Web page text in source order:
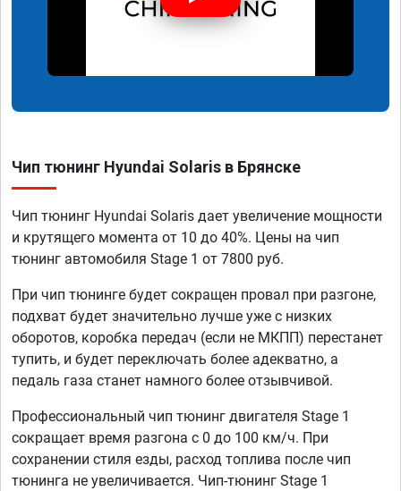
Чип тюнинг Hyundai Solaris в Брянске
Чип тюнинг Hyundai Solaris дает увеличение мощности
и крутящего момента от 10 до 40%. Цены на чип
тюнинг автомобиля Stage 1 от 7800 руб.
При чип тюнинге будет сокращен провал при разгоне,
подхват будет значительно лучше уже с низких
оборотов, коробка передач (если не МКПП) перестанет
тупить, и будет переключать более адекватно, а
педаль газа станет намного более отзывчивой.
Профессиональный чип тюнинг двигателя Stage 1
сокращает время разгона с 0 до 100 км/ч. При
сохранении стиля езды, расход топлива после чип
тюнинга не увеличивается. Чип-тюнинг Stage 1